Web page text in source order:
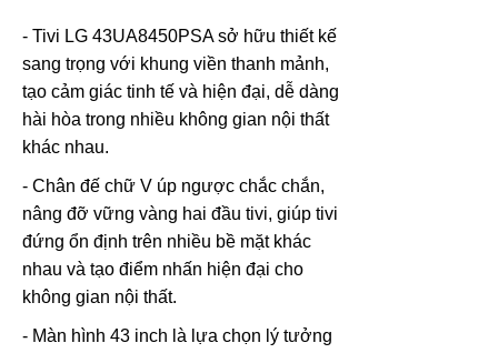
- Tivi LG 43UA8450PSA sở hữu thiết kế
sang trọng với khung viền thanh mảnh,
tạo cảm giác tinh tế và hiện đại, dễ dàng
hài hòa trong nhiều không gian nội thất
khác nhau.
- Chân đế chữ V úp ngược chắc chắn,
nâng đỡ vững vàng hai đầu tivi, giúp tivi
đứng ổn định trên nhiều bề mặt khác
nhau và tạo điểm nhấn hiện đại cho
không gian nội thất.
- Màn hình 43 inch là lựa chọn lý tưởng